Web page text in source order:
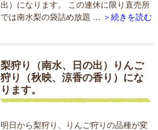
出）になります。 この連休に限り直売所
では南水梨の袋詰め放題 … ＞続きを読む
梨狩り（南水、日の出）りんご
狩り（秋映、涼香の香り）にな
ります。
明日から梨狩り、りんご狩りの品種が変